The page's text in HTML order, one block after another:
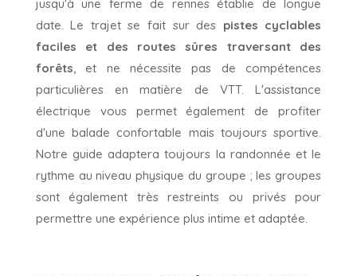
jusqu'à une ferme de rennes établie de longue
date. Le trajet se fait sur des pistes cyclables
faciles et des routes sûres traversant des
forêts, et ne nécessite pas de compétences
particulières en matière de VTT. L'assistance
électrique vous permet également de profiter
d'une balade confortable mais toujours sportive.
Notre guide adaptera toujours la randonnée et le
rythme au niveau physique du groupe ; les groupes
sont également très restreints ou privés pour
permettre une expérience plus intime et adaptée.